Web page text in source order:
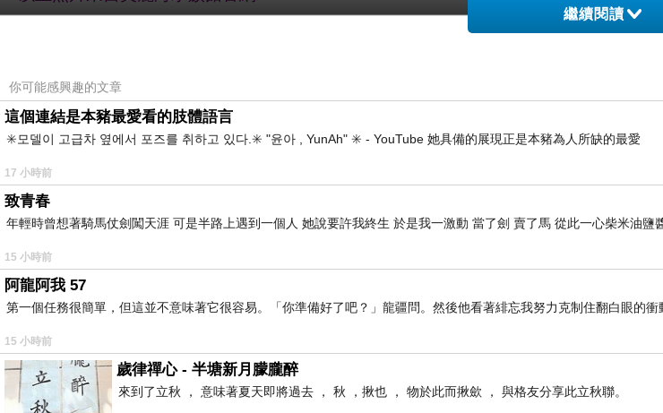
「鯨鯊」是世界上最大的魚類，體型幾乎跟公車一樣大，但個性非常溫馴，不會咬
除了鯨鯊之外，館內另一個深受大家喜愛的生物是體型迷你的「花園鰻」，生性害
流晃動，呆萌呆萌的樣子十分療癒，以其模樣為造型的周邊商品不少，我們也忍不住
美麗海水族館.1
推開窗就有好風景
繼續閱讀
你可能感興趣的文章
這個連結是本豬最愛看的肢體語言
✳️모델이 고급차 옆에서 포즈를 취하고 있다.✳️ "윤아 , YunAh" ✳️ - YouTube 她具備的展現正是本豬為人所缺的最愛
17 小時前
致青春
年輕時曾想著騎馬仗劍闖天涯 可是半路上遇到一個人 她說要許我終生 於是我一激動 當了劍 賣了馬 從此一心柴米油鹽
15 小時前
阿龍阿我 57
第一個任務很簡單，但這並不意味著它很容易。「你準備好了吧？」龍疆問。然後他看著緋忘我努力克制住翻白眼的衝
15 小時前
歲律禪心 - 半塘新月朦朧醉
來到了立秋 ， 意味著夏天即將過去 ， 秋 ，揪也 ， 物於此而揪歛 ， 與格友分享此立秋聯。